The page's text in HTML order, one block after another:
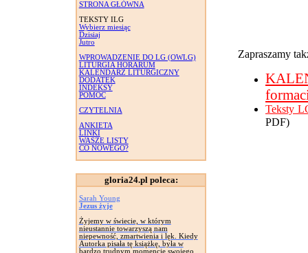
STRONA GŁÓWNA
TEKSTY ILG
Wybierz miesiąc
Dzisiaj
Jutro
WPROWADZENIE DO LG (OWLG)
LITURGIA HORARUM
KALENDARZ LITURGICZNY
DODATEK
INDEKSY
POMOC
CZYTELNIA
ANKIETA
LINKI
WASZE LISTY
CO NOWEGO?
gloria24.pl poleca:
Sarah Young
Jezus żyje
Żyjemy w świecie, w którym
nieustannie towarzyszą nam
niepewność, zmartwienia i lęk. Kiedy
Autorka pisała tę książkę, była w
bardzo trudnym momencie swojego
Zapraszamy
Teksty
PDF)